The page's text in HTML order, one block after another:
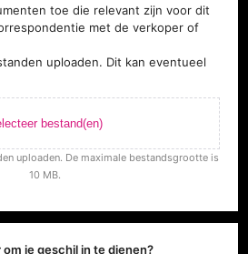
toe die relevant zijn voor dit
met de verkoper of
uploaden. Dit kan eventueel
bestand(en)
uploaden. De maximale bestandsgrootte is
10 MB.
om je geschil in te dienen?